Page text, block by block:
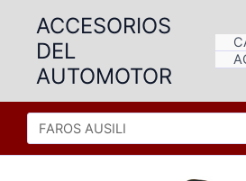
contenido
ACCESORIOS
DEL
AUTOMOTOR